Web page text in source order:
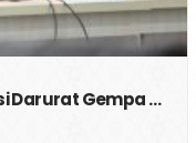
Darurat Gempa …